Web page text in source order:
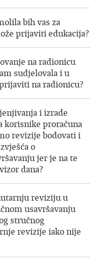
bih vas za
prijaviti edukacija?
na radionicu
sudjelovala i u
na radionicu?
i izrade
korisnike proračuna
revizije bodovati i
o
jer je na te
dana?
reviziju u
usavršavanju
stručnog
revizije iako nije